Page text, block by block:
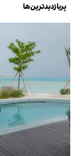
پربازدیدترین‌ها